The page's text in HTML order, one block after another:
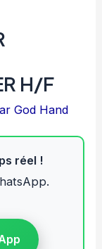
H/F
God Hand
réel !